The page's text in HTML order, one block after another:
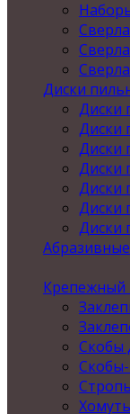
Сверла
Диски
Диски
Диски
Диски
Диски
Диски
Диски
Диски
Крепежный
Скобы